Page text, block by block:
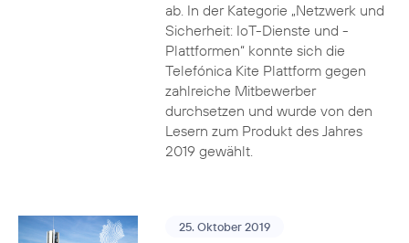
ab. In der Kategorie „Netzwerk und
Sicherheit: IoT-Dienste und -
Plattformen“ konnte sich die
Telefónica Kite Plattform gegen
zahlreiche Mitbewerber
durchsetzen und wurde von den
Lesern zum Produkt des Jahres
2019 gewählt.
25. Oktober 2019